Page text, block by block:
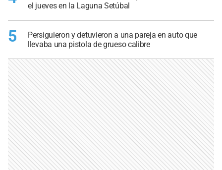
el jueves en la Laguna Setúbal
5
Persiguieron y detuvieron a una pareja en auto que
llevaba una pistola de grueso calibre